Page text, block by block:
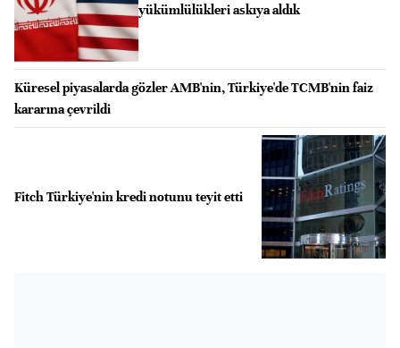
yükümlülükleri askıya aldık
Küresel piyasalarda gözler AMB'nin, Türkiye'de TCMB'nin faiz
kararına çevrildi
Fitch Türkiye'nin kredi notunu teyit etti